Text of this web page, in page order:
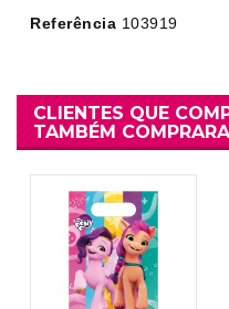
Referência 103919
CLIENTES QUE
TAMBÉM